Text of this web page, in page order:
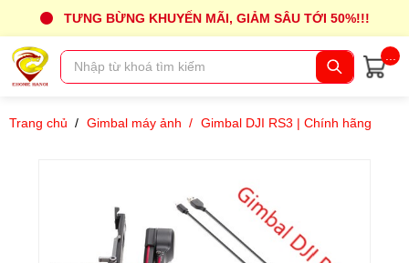
TƯNG BỪNG KHUYẾN MÃI, GIẢM SÂU TỚI 50%!!!
Trang chủ / Gimbal máy ảnh / Gimbal DJI RS3 | Chính hãng